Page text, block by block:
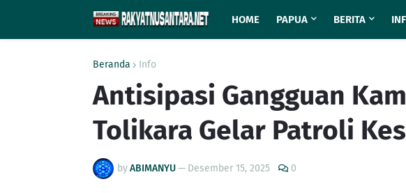
HOME PAPUA BERITA
Beranda Info
Antisipasi Gangguan
Tolikara Gelar Patroli
byABIMANYU— Desember 15, 2025 0